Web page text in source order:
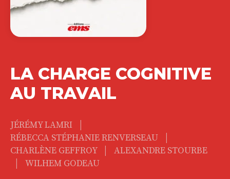
LA CHARGE COGNITIVE
AU TRAVAIL
JÉRÉMY LAMRI |
RÉBECCA STÉPHANIE RENVERSEAU |
CHARLÈNE GEFFROY | ALEXANDRE STOURBE
| WILHEM GODEAU